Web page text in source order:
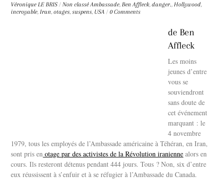
Véronique LE BRIS / Non classé Ambassade,Ben Affleck,danger.,Hollywood,
incroyable,Iran,otages,suspens, USA / 0 Comments
de Ben
Affleck
Les moins
jeunes d’entre
vous se
souviendront
sans doute de
cet événement
marquant : le
4 novembre
1979, tous les employés de l’Ambassade américaine à Téhéran, en Iran,
sont pris en otage par des activistes de la Révolution iranienne alors en
cours. Ils resteront détenus pendant 444 jours. Tous ? Non, six d’entre
eux réussissent à s’enfuir et à se réfugier à l’Ambassade du Canada.